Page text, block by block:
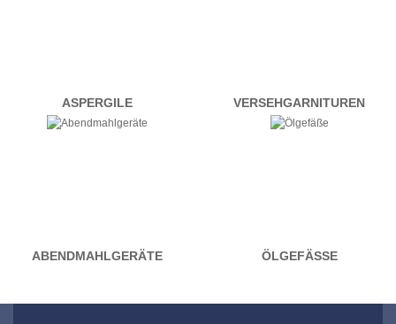
ASPERGILE VERSEHGARNITUREN
ABENDMAHLGERÄTE ÖLGEFÄSSE